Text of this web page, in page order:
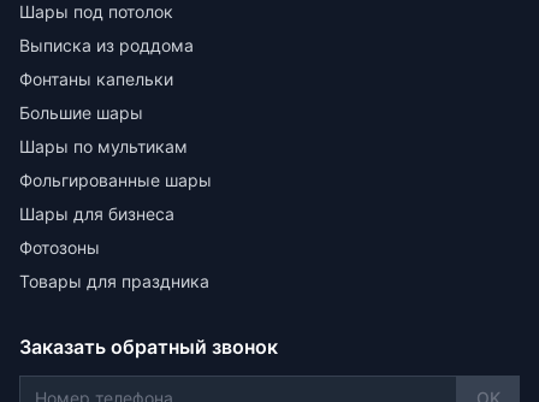
Шары под потолок
Выписка из роддома
Фонтаны капельки
Большие шары
Шары по мультикам
Фольгированные шары
Шары для бизнеса
Фотозоны
Товары для праздника
Заказать обратный звонок
OK